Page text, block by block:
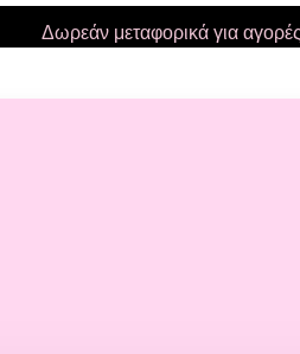
μεταφορικά για αγορές